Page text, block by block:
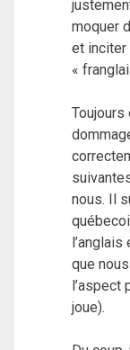
moquer
et inciter
«
Toujours
nous. Il
que
l’aspect
joue).